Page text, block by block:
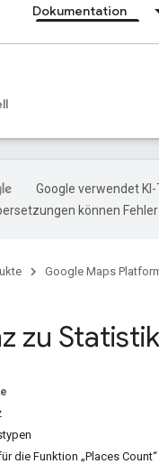
Dokumentation
Google verwendet
können
Google Maps
zu
die Funktion „Places Count“